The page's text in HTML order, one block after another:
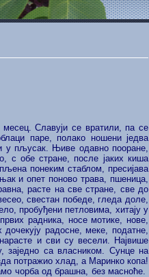
Славуји се вратили, па се
паре, полако ношени једва
у пљусак. Њиве одавно пооране,
с обе стране, после јаких киша
понеким стаблом, пресијава
и опет поново трава, пшеница,
расте на све стране, све до
свестан победе, гледа доле,
пробуђени петловима, хитају у
радника, носе мотике, нове,
радосне, меке, податне,
и сви су весели. Највише
заједно са власником. Сунце на
потражио хлад, а Маринко копа!
чорба од брашна, без масноће.